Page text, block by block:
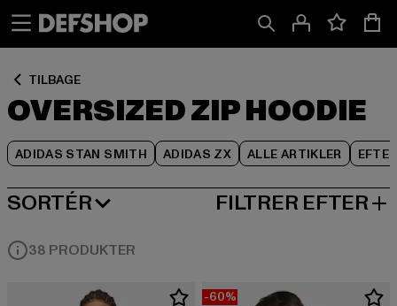
TILBAGE
OVERSIZED ZIP HOODIE
ADIDAS STAN SMITH ADIDAS ZX ALLE ARTIKLER
SORTÉR
MEST POPULÆRE FILTRER EFTER
38 PRODUKTER
-60%